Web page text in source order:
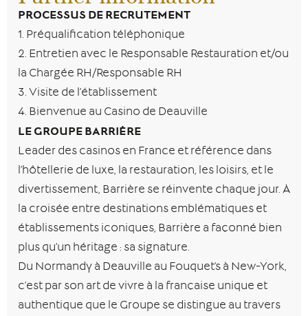
PROCESSUS DE RECRUTEMENT
1. Préqualification téléphonique
2. Entretien avec le Responsable Restauration et/ou
la Chargée RH/Responsable RH
3. Visite de l’établissement
4. Bienvenue au Casino de Deauville
LE GROUPE BARRIÈRE
Leader des casinos en France et référence dans
l’hôtellerie de luxe, la restauration, les loisirs, et le
divertissement, Barrière se réinvente chaque jour. À
la croisée entre destinations emblématiques et
établissements iconiques, Barrière a façonné bien
plus qu’un héritage : sa signature.
Du Normandy à Deauville au Fouquet’s à New-York,
c’est par son art de vivre à la française unique et
authentique que le Groupe se distingue au travers